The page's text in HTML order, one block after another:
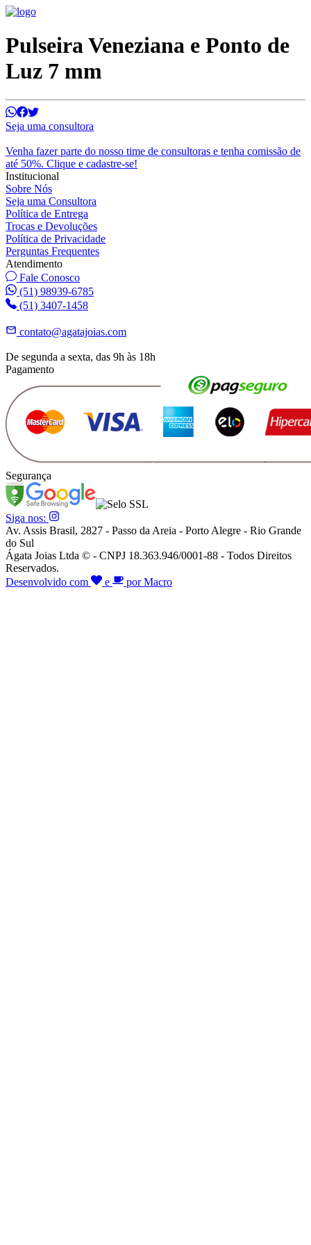
Pulseira Veneziana e Ponto de
Luz 7 mm
Seja uma consultora
Venha fazer parte do nosso time de consultoras e tenha comissão de
até 50%. Clique e cadastre-se!
Institucional
Sobre Nós
Seja uma Consultora
Política de Entrega
Trocas e Devoluções
Política de Privacidade
Perguntas Frequentes
Atendimento
Fale Conosco
(51) 98939-6785
(51) 3407-1458
contato@agatajoias.com
De segunda a sexta, das 9h às 18h
Pagamento
Segurança
Siga nos:
Av. Assis Brasil, 2827 - Passo da Areia - Porto Alegre - Rio Grande
do Sul
Ágata Joias Ltda © - CNPJ 18.363.946/0001-88 - Todos Direitos
Reservados.
Desenvolvido com
e por Macro